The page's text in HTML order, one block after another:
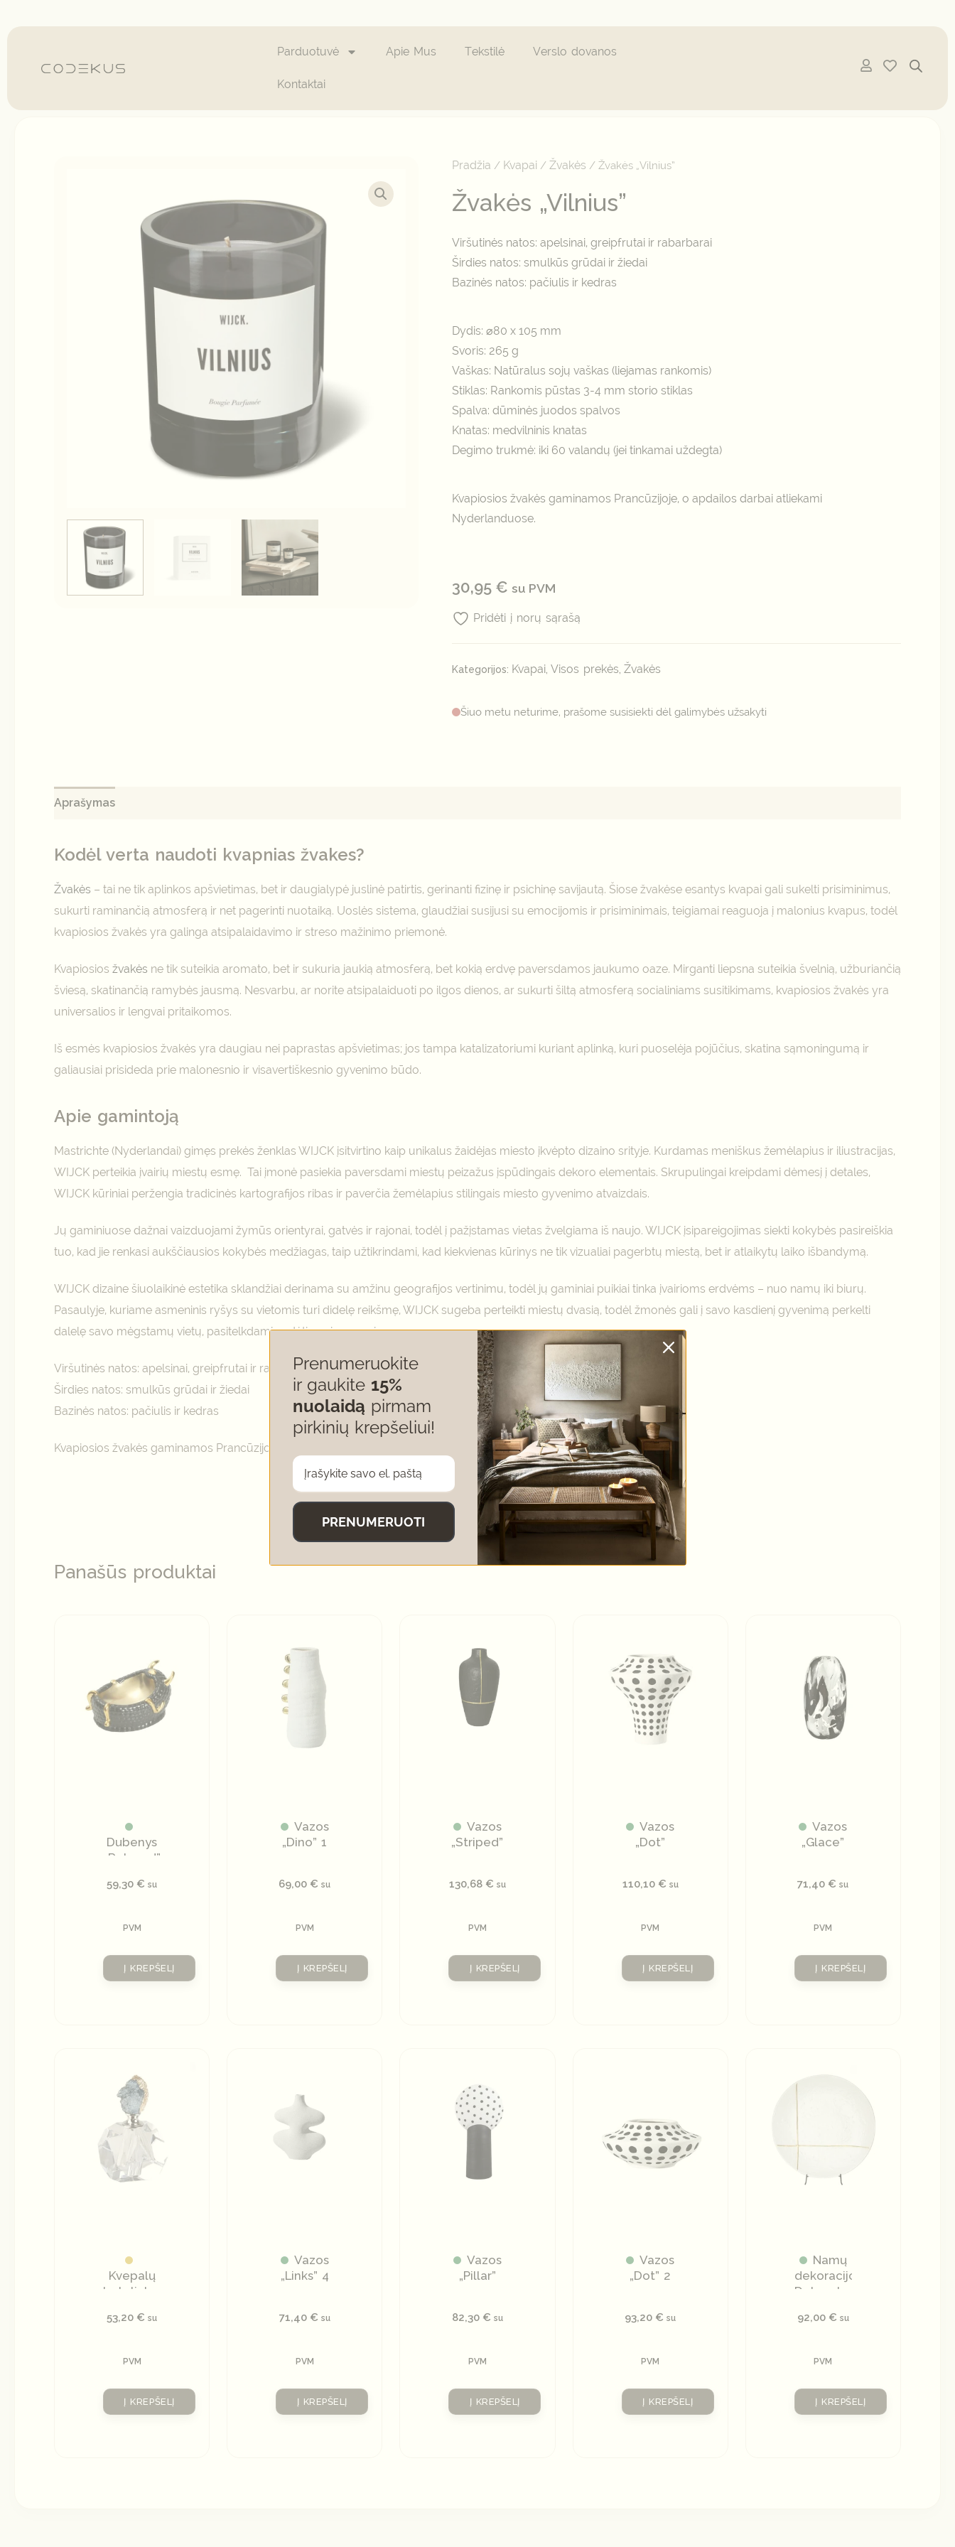
Parduotuvė Apie Mus Tekstilė Verslo dovanos
Kontaktai
Pradžia / Kvapai /Žvakės / Žvakės „Vilnius”
Žvakės „Vilnius”
Viršutinės natos: apelsinai, greipfrutai ir rabarbarai
Širdies natos: smulkūs grūdai ir žiedai
Bazinės natos: pačiulis ir kedras
Dydis: ⌀80 x 105 mm
Svoris: 265 g
Vaškas: Natūralus sojų vaškas (liejamas rankomis)
Stiklas: Rankomis pūstas 3-4 mm storio stiklas
Spalva: dūminės juodos spalvos
Knatas: medvilninis knatas
Degimo trukmė: iki 60 valandų (jei tinkamai uždegta)
Kvapiosios žvakės gaminamos Prancūzijoje, o apdailos darbai atliekami
Nyderlanduose.
30,95 € su PVM
Kategorijos: Kvapai ,Visos prekės Žvakės
Šiuo metu neturime, prašome susisiekti dėl galimybės užsakyti
Pridėti į norų sąrašą
Aprašymas
Kodėl verta naudoti kvapnias žvakes?
Žvakės – tai ne tik aplinkos apšvietimas, bet ir daugialypė juslinė patirtis, gerinanti fizinę ir psichinę savijautą. Šiose žvakėse esantys kvapai gali sukelti prisiminimus,
sukurti raminančią atmosferą ir net pagerinti nuotaiką. Uoslės sistema, glaudžiai susijusi su emocijomis ir prisiminimais, teigiamai reaguoja į malonius kvapus, todėl
kvapiosios žvakės yra galinga atsipalaidavimo ir streso mažinimo priemonė.
Kvapiosios žvakės ne tik suteikia aromato, bet ir sukuria jaukią atmosferą, bet kokią erdvę paversdamos jaukumo oaze. Mirganti liepsna suteikia švelnią, užburiančią
šviesą, skatinančią ramybės jausmą. Nesvarbu, ar norite atsipalaiduoti po ilgos dienos, ar sukurti šiltą atmosferą socialiniams susitikimams, kvapiosios žvakės yra
universalios ir lengvai pritaikomos.
Iš esmės kvapiosios žvakės yra daugiau nei paprastas apšvietimas; jos tampa katalizatoriumi kuriant aplinką, kuri puoselėja pojūčius, skatina sąmoningumą ir
galiausiai prisideda prie malonesnio ir visavertiškesnio gyvenimo būdo.
Apie gamintoją
Mastrichte (Nyderlandai) gimęs prekės ženklas WIJCK įsitvirtino kaip unikalus žaidėjas miesto įkvėpto dizaino srityje. Kurdamas meniškus žemėlapius ir iliustracijas,
WIJCK perteikia įvairių miestų esmę. Tai įmonė pasiekia paversdami miestų peizažus įspūdingais dekoro elementais. Skrupulingai kreipdami dėmesį į detales,
WIJCK kūriniai peržengia tradicinės kartografijos ribas ir paverčia žemėlapius stilingais miesto gyvenimo atvaizdais.
Jų gaminiuose dažnai vaizduojami žymūs orientyrai, gatvės ir rajonai, todėl į pažįstamas vietas žvelgiama iš naujo. WIJCK įsipareigojimas siekti kokybės pasireiškia
tuo, kad jie renkasi aukščiausios kokybės medžiagas, taip užtikrindami, kad kiekvienas kūrinys ne tik vizualiai pagerbtų miestą, bet ir atlaikytų laiko išbandymą.
WIJCK dizaine šiuolaikinė estetika sklandžiai derinama su amžinu geografijos vertinimu, todėl jų gaminiai puikiai tinka įvairioms erdvėms – nuo namų iki biurų.
Pasaulyje, kuriame asmeninis ryšys su vietomis turi didelę reikšmę, WIJCK sugeba perteikti miestų dvasią, todėl žmonės gali į savo kasdienį gyvenimą perkelti
dalelę savo mėgstamų vietų, pasitelkdami sudėtingą ir prasmingą meną.
Viršutinės natos: apelsinai, greipfrutai ir rabarbarai
Širdies natos: smulkūs grūdai ir žiedai
Bazinės natos: pačiulis ir kedras
Kvapiosios žvakės gaminamos Prancūzijoje, o apdailos darbai atliekami Nyderlanduose.
Panašūs produktai
Dubenys
„Relaxed”
59,30 € su
PVM
Į KREPŠELĮ
Vazos
„Dino” 1
69,00 € su
PVM
Į KREPŠELĮ
Vazos
„Striped”
130,68 € su
PVM
Į KREPŠELĮ
Vazos
„Dot”
110,10 € su
PVM
Į KREPŠELĮ
Vazos
„Glace”
71,40 € su
PVM
Į KREPŠELĮ
Kvepalų
buteliukas
natūraliu
53,20 € su
PVM
Į KREPŠELĮ
Vazos
„Links” 4
71,40 € su
PVM
Į KREPŠELĮ
Vazos
„Pillar”
82,30 € su
PVM
Į KREPŠELĮ
Vazos
„Dot” 2
93,20 € su
PVM
Į KREPŠELĮ
Namų
dekoracijos
Dekoratyvinė
92,00 € su
PVM
Į KREPŠELĮ
Prenumeruokite
ir gaukite 15%
nuolaidą pirmam
pirkinių krepšeliui!
PRENUMERUOTI